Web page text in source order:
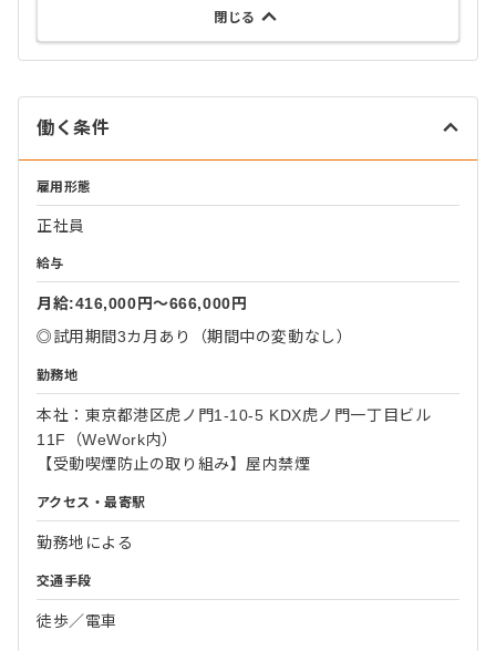
閉じる
働く条件
雇用形態
正社員
給与
月給:416,000円〜666,000円
◎試用期間3カ月あり（期間中の変動なし）
勤務地
本社：東京都港区虎ノ門1-10-5 KDX虎ノ門一丁目ビル
11F（WeWork内）
【受動喫煙防止の取り組み】屋内禁煙
アクセス・最寄駅
勤務地による
交通手段
徒歩／電車